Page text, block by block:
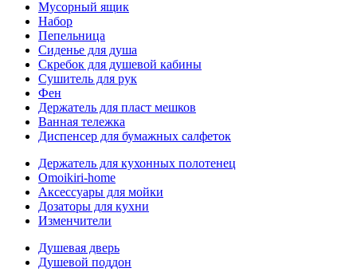
Мусорный ящик
Набор
Пепельница
Сиденье для душа
Скребок для душевой кабины
Сушитель для рук
Фен
Держатель для пласт мешков
Ванная тележка
Диспенсер для бумажных салфеток
Держатель для кухонных полотенец
Omoikiri-home
Аксессуары для мойки
Дозаторы для кухни
Изменчители
Душевая дверь
Душевой поддон